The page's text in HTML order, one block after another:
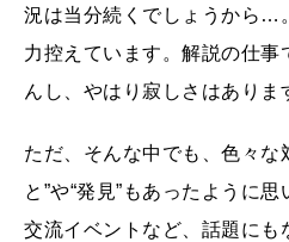
況は当分続くでしょうから…
力控えています。解説の仕
んし、やはり寂しさはありま
ただ、そんな中でも、色々な
と”や“発見”もあったように
交流イベントなど、話題に